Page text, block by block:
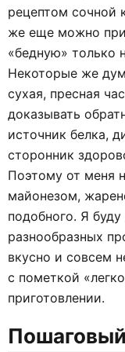
рецептом сочной
же еще можно
«бедную» только
Некоторые же
сухая, пресная
доказывать
источник белка,
сторонник
Поэтому от меня
майонезом,
подобного. Я
разнообразных
вкусно и совсем
с пометкой
приготовлении.